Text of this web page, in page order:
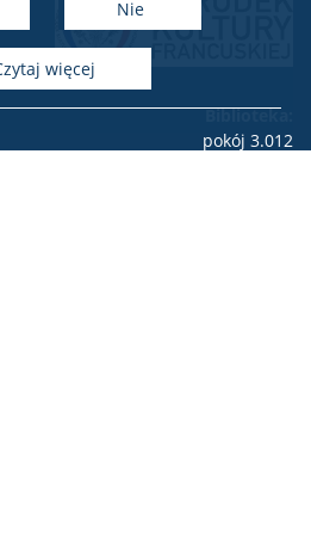
Nie
czytaj więcej
Biblioteka:
pokój 3.012